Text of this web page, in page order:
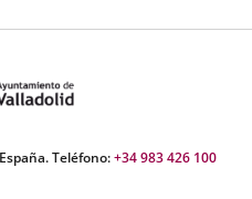
Teléfono:+34 983 426 100